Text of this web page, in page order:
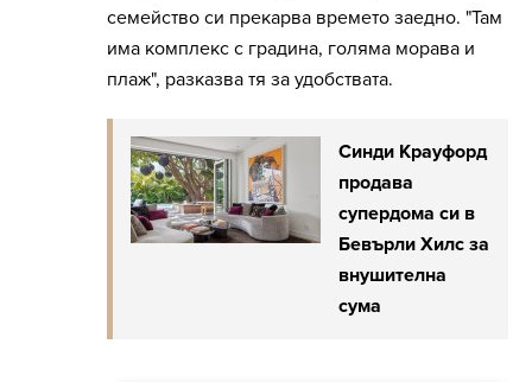
семейство си прекарва времето заедно. "Там
има комплекс с градина, голяма морава и
плаж", разказва тя за удобствата.
Синди Крауфорд
продава
супердома си в
Бевърли Хилс за
внушителна
сума